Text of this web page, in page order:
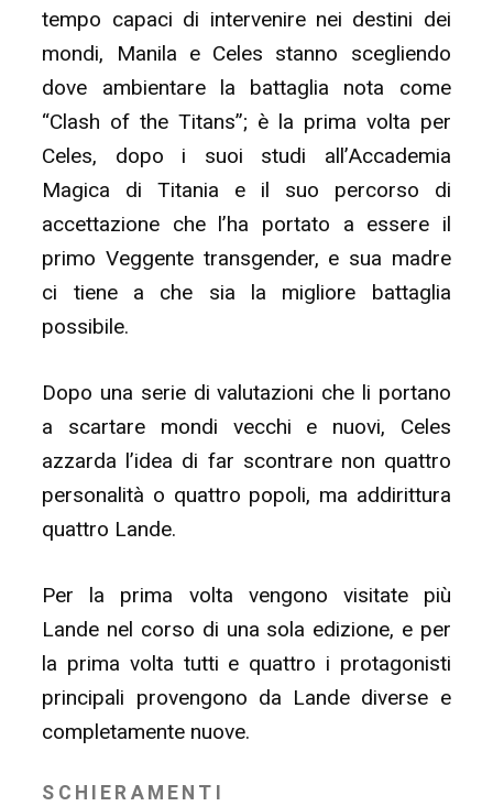
tempo capaci di intervenire nei destini dei
mondi, Manila e Celes stanno scegliendo
dove ambientare la battaglia nota come
“Clash of the Titans”; è la prima volta per
Celes, dopo i suoi studi all’Accademia
Magica di Titania e il suo percorso di
accettazione che l’ha portato a essere il
primo Veggente transgender, e sua madre
ci tiene a che sia la migliore battaglia
possibile.
Dopo una serie di valutazioni che li portano
a scartare mondi vecchi e nuovi, Celes
azzarda l’idea di far scontrare non quattro
personalità o quattro popoli, ma addirittura
quattro Lande.
Per la prima volta vengono visitate più
Lande nel corso di una sola edizione, e per
la prima volta tutti e quattro i protagonisti
principali provengono da Lande diverse e
completamente nuove.
SCHIERAMENTI